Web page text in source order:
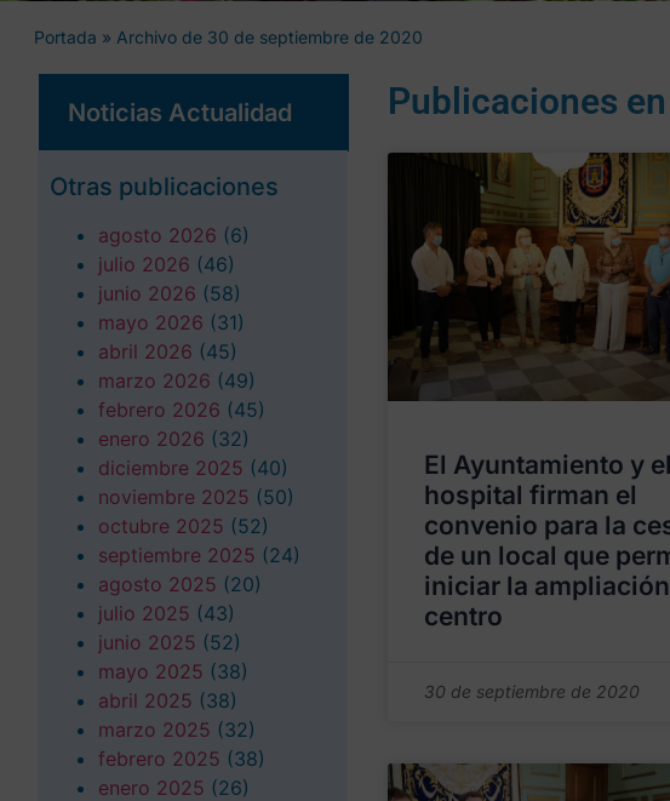
Portada » Archivo de 30 de septiembre de 2020
Noticias Actualidad
Otras publicaciones
agosto 2026 (6)
julio 2026 (46)
junio 2026 (58)
mayo 2026 (31)
abril 2026 (45)
marzo 2026 (49)
febrero 2026 (45)
enero 2026 (32)
diciembre 2025 (40)
noviembre 2025 (50)
octubre 2025 (52)
septiembre 2025 (24)
agosto 2025 (20)
julio 2025 (43)
junio 2025 (52)
mayo 2025 (38)
abril 2025 (38)
marzo 2025 (32)
febrero 2025 (38)
enero 2025 (26)
Publicaciones en
El Ayuntamiento y el
hospital firman el
convenio para la
de un local que
iniciar la
centro
30 de septiembre de 2020